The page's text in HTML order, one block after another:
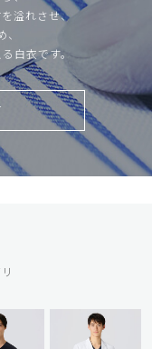
溢れさせ、
白衣です。